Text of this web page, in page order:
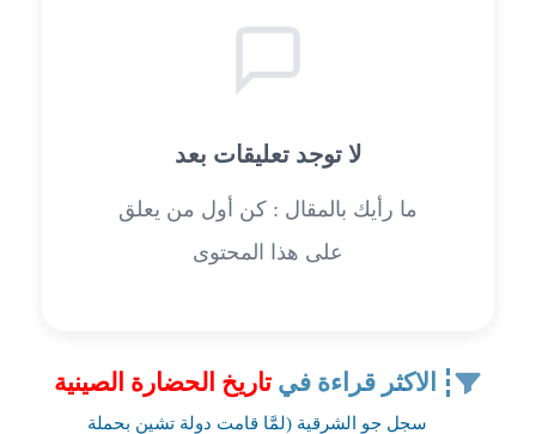
لا توجد تعليقات بعد
ما رأيك بالمقال : كن أول من يعلق
على هذا المحتوى
الاكثر قراءة في تاريخ الحضارة الصينية
سجل جو الشرقية (لمَّا قامت دولة تشين بحملة